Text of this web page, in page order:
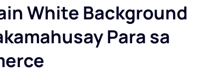
White Background
Para sa